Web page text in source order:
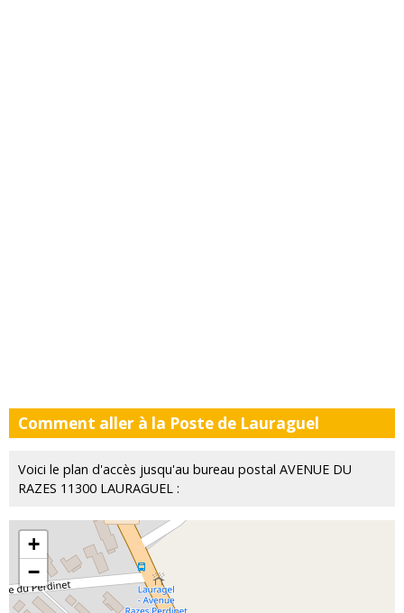
Comment aller à la Poste de Lauraguel
Voici le plan d'accès jusqu'au bureau postal AVENUE DU
RAZES 11300 LAURAGUEL :
+
−